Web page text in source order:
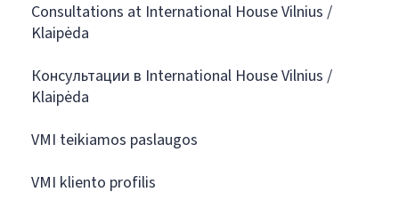
Consultations at International House Vilnius /
Klaipėda
Консультации в International House Vilnius /
Klaipėda
VMI teikiamos paslaugos
VMI kliento profilis